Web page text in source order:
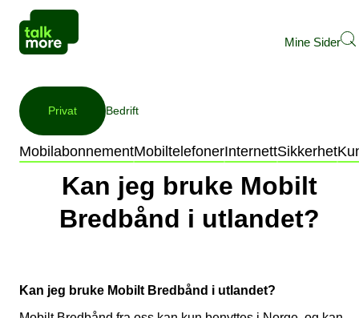
Privat Bedrift
Mine Sider
MobilabonnementMobiltelefonerInternettSikkerhet
Kundeservice
Kan jeg bruke Mobilt
Bredbånd i utlandet?
Kan jeg bruke Mobilt Bredbånd i utlandet?